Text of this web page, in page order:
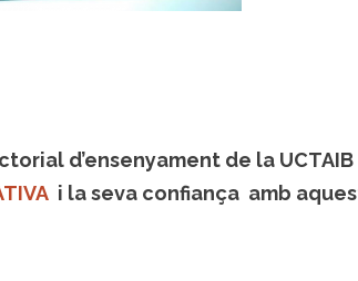
d’ensenyament de la
i la seva confiança amb